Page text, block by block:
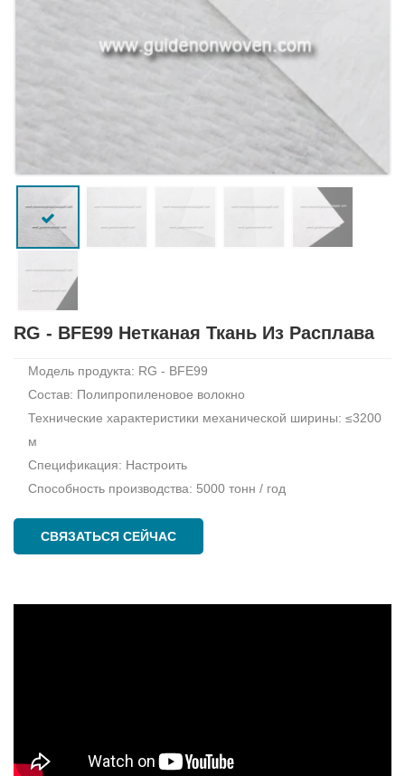
RG - BFE99 Нетканая Ткань Из Расплава
Модель продукта: RG - BFE99
Состав: Полипропиленовое волокно
Технические характеристики механической ширины: ≤3200
м
Спецификация: Настроить
Способность производства: 5000 тонн / год
СВЯЗАТЬСЯ СЕЙЧАС